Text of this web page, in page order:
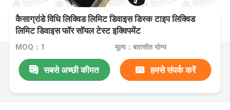
कैसाग्रांडे विधि लिक्विड लिमिट डिवाइस डिस्क टाइप लिक्विड
लिमिट डिवाइस फॉर सॉयल टेस्ट इक्विपमेंट
MOQ：1 मूल्य：बातचीत योग्य
सबसे अच्छी कीमत हमसे संपर्क करें